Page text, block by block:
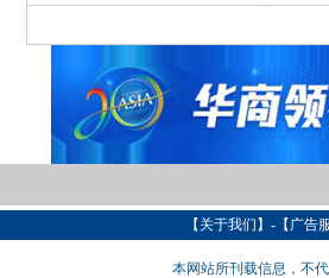
【 关于我们 】-【 广告
本网站所刊载信息，不